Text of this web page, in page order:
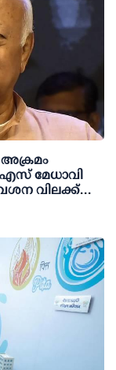
മേധാവി
വിലക്ക്